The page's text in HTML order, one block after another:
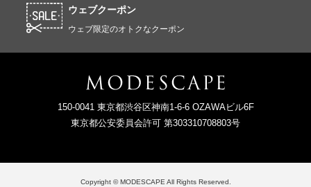
ウェブクーポン
ウェブ限定のオトクなクーポン
150-0041 東京都渋谷区神南1-6-6 OZAWAビル6F
東京都公安委員会許可 第303310708803号
Copyright © MODESCAPE All Rights Reserved.